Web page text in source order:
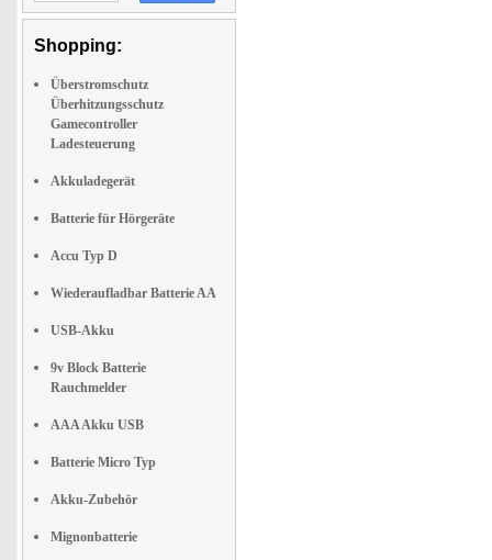
Shopping:
Überstromschutz
Überhitzungsschutz
Gamecontroller
Ladesteuerung
Akkuladegerät
Batterie für Hörgeräte
Accu Typ D
Wiederaufladbar Batterie AA
USB-Akku
9v Block Batterie
Rauchmelder
AAA Akku USB
Batterie Micro Typ
Akku-Zubehör
Mignonbatterie